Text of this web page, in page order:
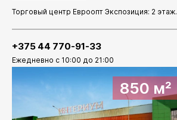
Торговый центр Евроопт Экспозиция: 2 этаж.
+375 44 770-91-33
Ежедневно с 10:00 до 21:00
850 м²